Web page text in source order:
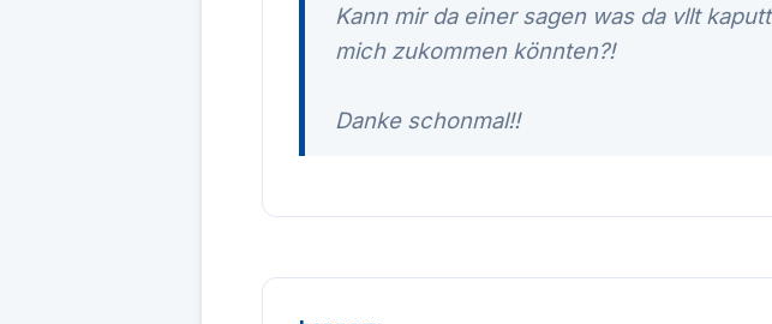
Kann mir da einer sagen was da vllt
mich zukommen könnten?!
Danke schonmal!!